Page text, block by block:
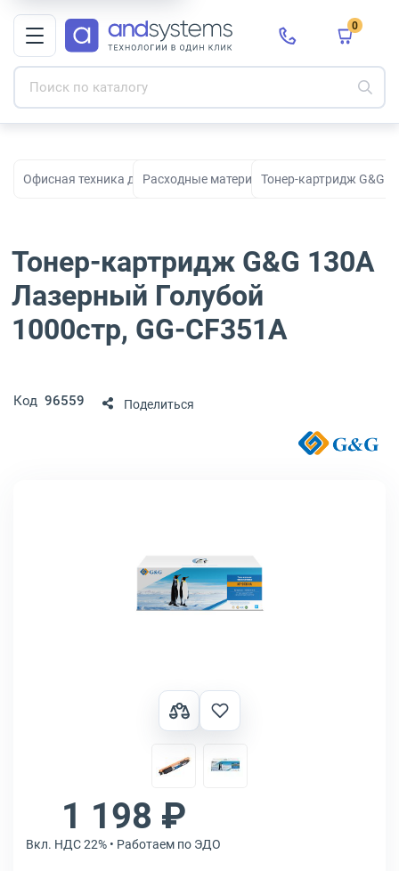
0
Офисная техника для печати, сканирования и
Расходные материалы для принтеров и
Тонер-картридж G&G
Тонер-картридж G&G 130A
Лазерный Голубой
1000стр, GG-CF351A
Код 96559 Поделиться
1 198 ₽
Вкл. НДС 22% • Работаем по ЭДО